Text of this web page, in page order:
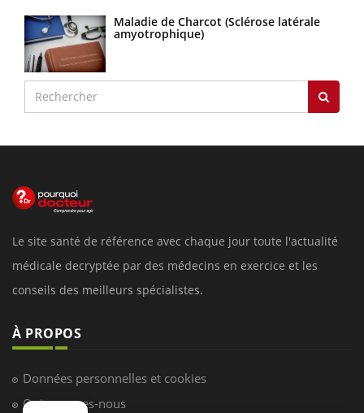
Maladie de Charcot (Sclérose latérale
amyotrophique)
Le site santé de référence avec chaque jour toute l'actualité
médicale decryptée par des médecins en exercice et les
conseils des meilleurs spécialistes.
À PROPOS
Données personnelles et cookies
Qui sommes-nous